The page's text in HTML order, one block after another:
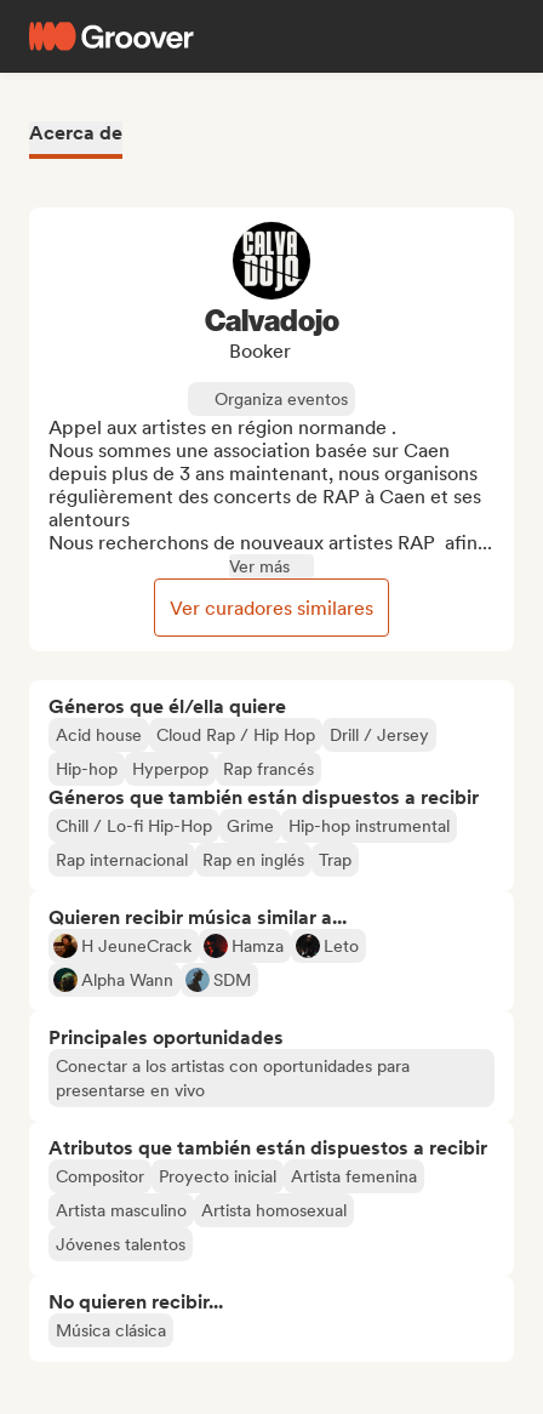
Acerca de
Géneros que él/ella quiere
Acid house Cloud Rap / Hip Hop
Drill / Jersey
Hip-hop
Hyperpop Rap francés
Géneros que también están dispuestos a recibir
Chill / Lo-fi Hip-Hop Grime
Hip-hop instrumental
Rap internacional
Rap en inglés Trap
Quieren recibir música similar a...
H JeuneCrack Hamza
Leto
Alpha Wann
SDM
Principales oportunidades
Conectar a los artistas con oportunidades para
presentarse en vivo
Atributos que también están dispuestos a recibir
Compositor Proyecto inicial
Artista femenina
Artista masculino
Artista homosexual
Jóvenes talentos
No quieren recibir...
Música clásica
Calvadojo
Booker
Organiza eventos
Appel aux artistes en région normande .
Nous sommes une association basée sur Caen
depuis plus de 3 ans maintenant, nous organisons
régulièrement des concerts de RAP à Caen et ses
alentours
Nous recherchons de nouveaux artistes RAP  afin...
Ver más
Ver curadores similares